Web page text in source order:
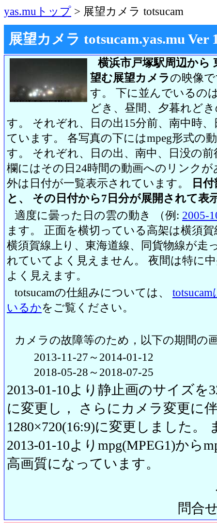
yas.muトップ > 展望カメラ totsucam
展望カメラ totsucam.yas.mu Ver
横浜市戸塚駅周辺から
望む展望カメラの映像
す。 下に並んでいるの
どき、昼間、夕暮れど
す。 それぞれ、日の出15分前、南中時
ています。 各写真の下にはmpeg形式の
す。 それぞれ、日の出、南中、日没の
欄にはその日24時間の動画へのリンク
外は日付が一覧表示されています。
日
と、 その日付から7日分が展開されて表
適度に曇った日の雲の動き （例: 2005-
ます。 正面を横切っている高架は横須
横須賀線上り、東海道線、同貨物線が走
れていてよく見えません。 夜間は特に
よく見えます。
totsucamの仕組みについては、
いるかをご覧ください。
カメラの故障等のため，以下の期間の
2013-11-27～2014-01-12
2018-05-28～2018-07-25
2013-01-10より静止画のサイズを
に変更し， さらにカメラ変更に
1280×720(16:9)に変更しました。
2013-01-10よりmpg(MPEG1)から
高画質になっています。
問合